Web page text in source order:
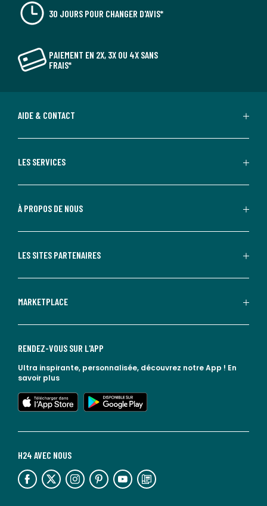
30 JOURS POUR CHANGER D'AVIS*
PAIEMENT EN 2X, 3X OU 4X SANS
FRAIS*
AIDE & CONTACT
LES SERVICES
À PROPOS DE NOUS
LES SITES PARTENAIRES
MARKETPLACE
H24 AVEC NOUS
lien vers l'espace réseaux sociaux lien vers l'espace réseaux sociaux lien vers l'espace réseaux sociaux lien vers l'espace réseaux sociaux lien vers l'espace réseaux sociaux lien vers le blog la redoute
RENDEZ-VOUS SUR L'APP
Ultra inspirante, personnalisée, découvrez notre App ! En
savoir plus
lien vers l'app store
lien vers google play